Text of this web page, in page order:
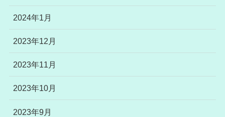
2024年1月
2023年12月
2023年11月
2023年10月
2023年9月